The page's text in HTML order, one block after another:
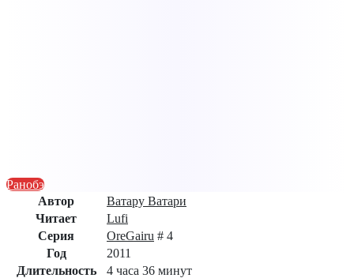
Ранобэ
Автор
Ватару Ватари
Читает
Lufi
Серия
OreGairu # 4
Год
2011
Длительность
4 часа 36 минут